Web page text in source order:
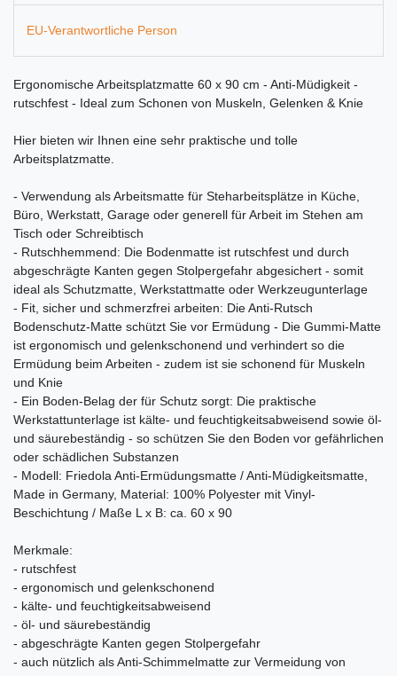
EU-Verantwortliche Person
Ergonomische Arbeitsplatzmatte 60 x 90 cm - Anti-Müdigkeit -
rutschfest - Ideal zum Schonen von Muskeln, Gelenken & Knie
Hier bieten wir Ihnen eine sehr praktische und tolle
Arbeitsplatzmatte.
- Verwendung als Arbeitsmatte für Steharbeitsplätze in Küche,
Büro, Werkstatt, Garage oder generell für Arbeit im Stehen am
Tisch oder Schreibtisch
- Rutschhemmend: Die Bodenmatte ist rutschfest und durch
abgeschrägte Kanten gegen Stolpergefahr abgesichert - somit
ideal als Schutzmatte, Werkstattmatte oder Werkzeugunterlage
- Fit, sicher und schmerzfrei arbeiten: Die Anti-Rutsch
Bodenschutz-Matte schützt Sie vor Ermüdung - Die Gummi-Matte
ist ergonomisch und gelenkschonend und verhindert so die
Ermüdung beim Arbeiten - zudem ist sie schonend für Muskeln
und Knie
- Ein Boden-Belag der für Schutz sorgt: Die praktische
Werkstattunterlage ist kälte- und feuchtigkeitsabweisend sowie öl-
und säurebeständig - so schützen Sie den Boden vor gefährlichen
oder schädlichen Substanzen
- Modell: Friedola Anti-Ermüdungsmatte / Anti-Müdigkeitsmatte,
Made in Germany, Material: 100% Polyester mit Vinyl-
Beschichtung / Maße L x B: ca. 60 x 90
Merkmale:
- rutschfest
- ergonomisch und gelenkschonend
- kälte- und feuchtigkeitsabweisend
- öl- und säurebeständig
- abgeschrägte Kanten gegen Stolpergefahr
- auch nützlich als Anti-Schimmelmatte zur Vermeidung von